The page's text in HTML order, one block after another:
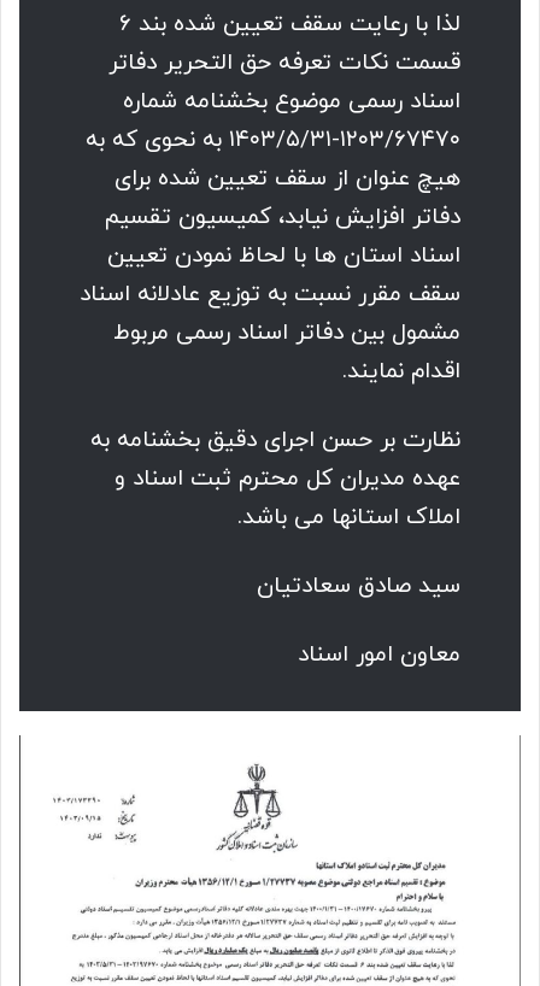
لذا با رعایت سقف تعیین شده بند ۶
قسمت نکات تعرفه حق التحریر دفاتر
اسناد رسمى موضوع بخشنامه شماره
۱۲۰۳/۶۷۴۷۰-۱۴۰۳/۵/۳۱ به نحوى که به
هیچ عنوان از سقف تعیین شده براى
دفاتر افزایش نیابد، کمیسیون تقسیم
اسناد استان ها با لحاظ نمودن تعیین
سقف مقرر نسبت به توزیع عادلانه اسناد
مشمول بین دفاتر اسناد رسمی مربوط
اقدام نمایند.
نظارت بر حسن اجراى دقیق بخشنامه به
عهده مدیران کل محترم ثبت اسناد و
املاک استانها می باشد.
سید صادق سعادتیان
معاون امور اسناد